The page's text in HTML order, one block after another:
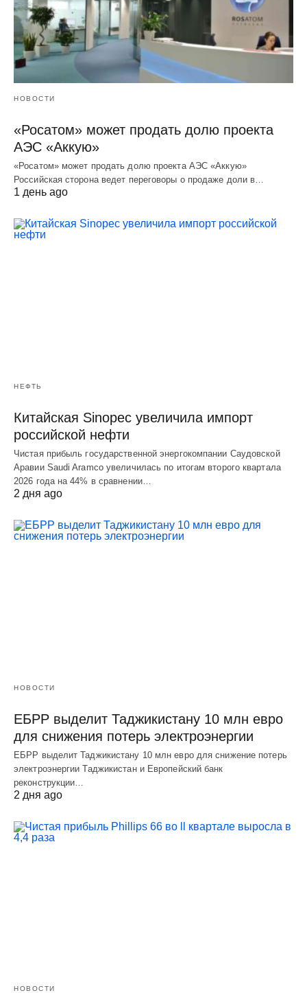
НОВОСТИ
«Росатом» может продать долю проекта
АЭС «Аккую»
«Росатом» может продать долю проекта АЭС «Аккую»
Российская сторона ведет переговоры о продаже доли в…
1 день ago
НЕФТЬ
Китайская Sinopec увеличила импорт
российской нефти
Чистая прибыль государственной энергокомпании Саудовской
Аравии Saudi Aramco увеличилась по итогам второго квартала
2026 года на 44% в сравнении…
2 дня ago
НОВОСТИ
ЕБРР выделит Таджикистану 10 млн евро
для снижения потерь электроэнергии
ЕБРР выделит Таджикистану 10 млн евро для снижение потерь
электроэнергии Таджикистан и Европейский банк
реконструкции…
2 дня ago
НОВОСТИ